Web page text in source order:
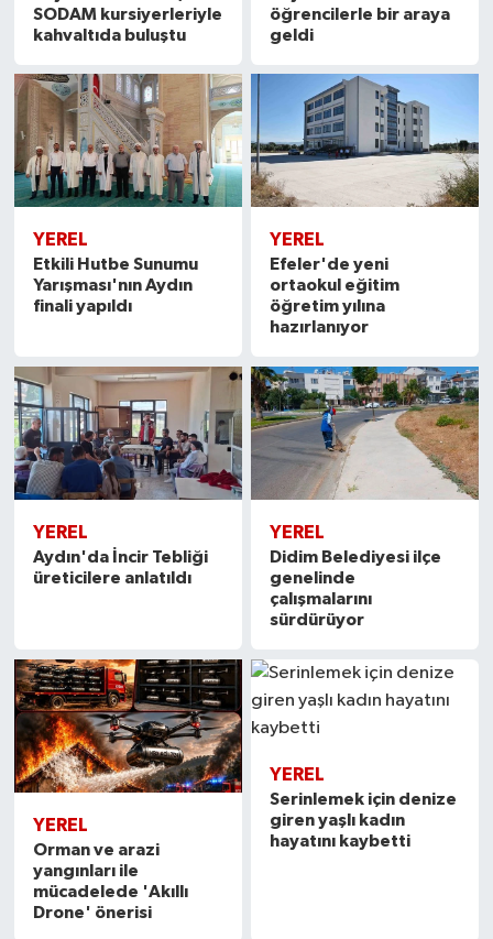
SODAM kursiyerleriyle
kahvaltıda buluştu
öğrencilerle bir araya
geldi
YEREL
Etkili Hutbe Sunumu
Yarışması'nın Aydın
finali yapıldı
YEREL
Efeler'de yeni
ortaokul eğitim
öğretim yılına
hazırlanıyor
YEREL
Aydın'da İncir Tebliği
üreticilere anlatıldı
YEREL
Didim Belediyesi ilçe
genelinde
çalışmalarını
sürdürüyor
YEREL
Orman ve arazi
yangınları ile
mücadelede 'Akıllı
Drone' önerisi
YEREL
Serinlemek için denize
giren yaşlı kadın
hayatını kaybetti